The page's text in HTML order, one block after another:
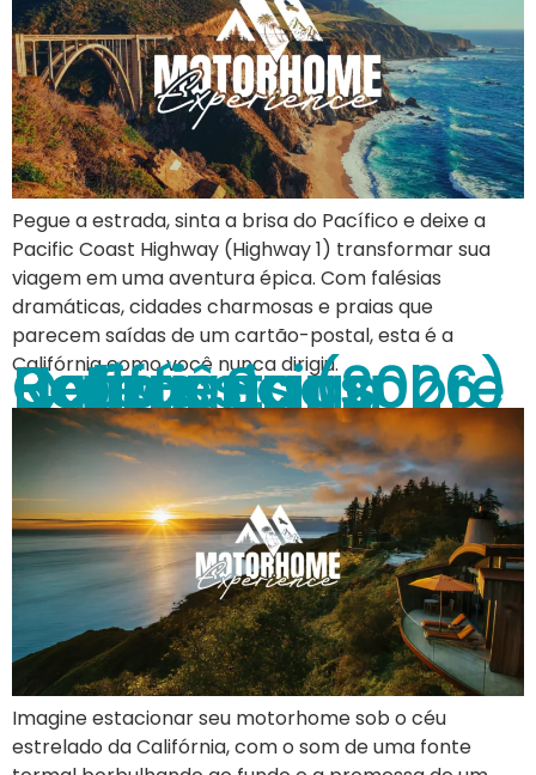
Pegue a estrada, sinta a brisa do Pacífico e deixe a
Pacific Coast Highway (Highway 1) transformar sua
viagem em uma aventura épica. Com falésias
dramáticas, cidades charmosas e praias que
parecem saídas de um cartão-postal, esta é a
Califórnia como você nunca dirigiu.
Bem-estar sobre Rodas: Spas, Retiros e Experiências Holísticas na Califórnia (2026)
Imagine estacionar seu motorhome sob o céu
estrelado da Califórnia, com o som de uma fonte